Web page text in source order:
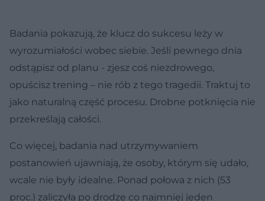
Badania pokazują, że klucz do sukcesu leży w
wyrozumiałości wobec siebie. Jeśli pewnego dnia
odstąpisz od planu - zjesz coś niezdrowego,
opuścisz trening – nie rób z tego tragedii. Traktuj to
jako naturalną część procesu. Drobne potknięcia nie
przekreślają całości.
Co więcej, badania nad utrzymywaniem
postanowień ujawniają, że osoby, którym się udało,
wcale nie były idealne. Ponad połowa z nich (53
proc.) zaliczyła po drodze co najmniej jeden